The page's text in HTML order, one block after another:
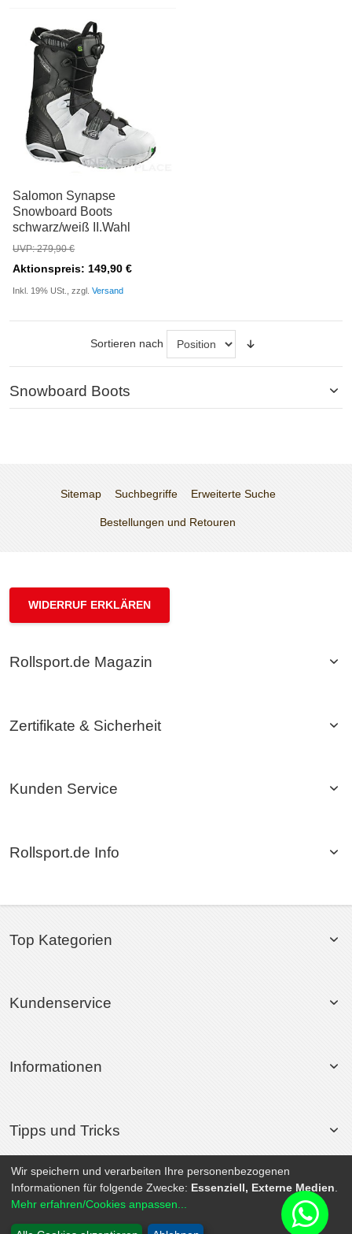
Salomon Synapse
Snowboard Boots
schwarz/weiß II.Wahl
UVP: 279,90 €
Aktionspreis: 149,90 €
Inkl. 19% USt., zzgl.Versand
Sortieren nach
Snowboard Boots
Sitemap Suchbegriffe Erweiterte Suche
Bestellungen und Retouren
WIDERRUF ERKLÄREN
Rollsport.de Magazin
Zertifikate & Sicherheit
Kunden Service
Rollsport.de Info
Top Kategorien
Kundenservice
Informationen
Tipps und Tricks
© 2026 Rollsport.de All Rights Reserved. | Powered by SEO-Medienagentur
Wir speichern und verarbeiten Ihre personenbezogenen
Informationen für folgende Zwecke: Essenziell, Externe Medien
Mehr erfahren/Cookies anpassen...